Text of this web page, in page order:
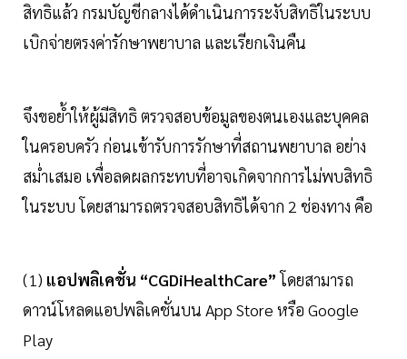
สิทธิแล้ว กรมบัญชีกลางได้ดำเนินการระงับสิทธิในระบบ
เบิกจ่ายตรงค่ารักษาพยาบาล และเรียกเงินคืน
จึงขอย้ำให้ผู้มีสิทธิ ตรวจสอบข้อมูลของตนเองและบุคคล
ในครอบครัว ก่อนเข้ารับการรักษาที่สถานพยาบาล อย่าง
สม่ำเสมอ เพื่อลดผลกระทบที่อาจเกิดจากการไม่พบสิทธิ
ในระบบ โดยสามารถตรวจสอบสิทธิได้จาก 2 ช่องทาง คือ
(1) แอปพลิเคชั่น “CGDiHealthCare”โดยสามารถ
ดาวน์โหลดแอปพลิเคชั่นบน App Store หรือ Google
Play